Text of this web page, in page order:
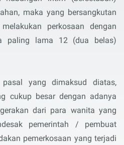
maka yang bersangkutan
perkosaan dengan
paling lama 12 (dua belas)
pasal yang dimaksud diatas,
cukup besar dengan adanya
dari para wanita yang
pemerintah / pembuat
pemerkosaan yang terjadi